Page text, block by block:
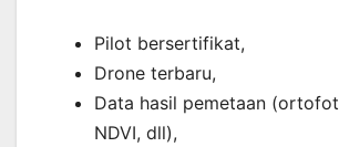
Pilot bersertifikat,
Drone terbaru,
Data hasil pemetaan
NDVI, dll),